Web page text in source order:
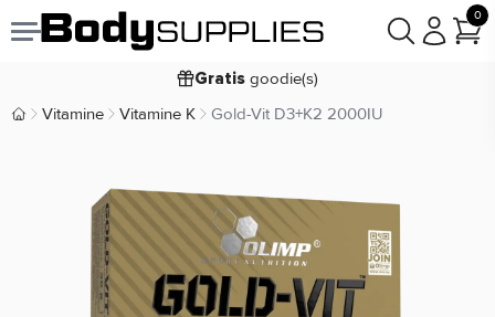
0
Voor besteld, bezorgd
Laagsteprijsgarantie
Koop nu, betaal in30 dagen
Body Supplies | Sportvoeding en Supplementen
Vitamine Vitamine K Gold-Vit D3+K2 2000IU